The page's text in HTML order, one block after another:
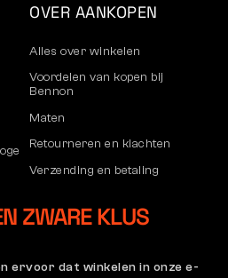
OVER AANKOPEN
Alles over winkelen
Voordelen van kopen bij
Bennon
Maten
Retourneren en klachten
Verzending en betaling
Registratie voor B2B
ZWARE KLUS
ervoor dat winkelen in onze e-